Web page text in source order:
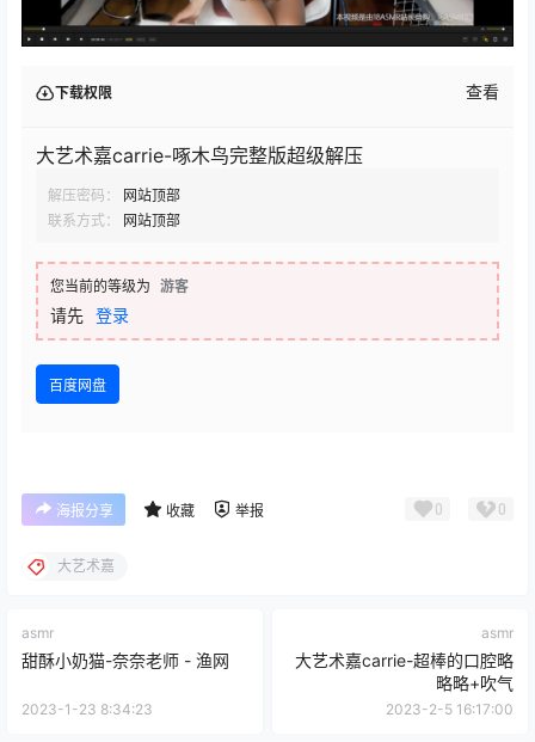
下载权限 查看
大艺术嘉carrie-啄木鸟完整版超级解压
解压密码：
网站顶部
联系方式：
网站顶部
您当前的等级为 游客
请先 登录
百度网盘
海报分享 收藏 举报 0 0
大艺术嘉
asmr
甜酥小奶猫-奈奈老师 - 渔网
2023-1-23 8:34:23
asmr
大艺术嘉carrie-超棒的口腔略
略略+吹气
2023-2-5 16:17:00